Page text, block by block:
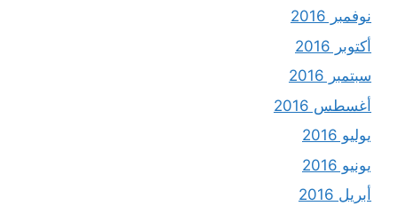
نوفمبر 2016
أكتوبر 2016
سبتمبر 2016
أغسطس 2016
يوليو 2016
يونيو 2016
أبريل 2016